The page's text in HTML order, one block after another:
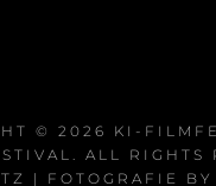
© 2026 KI-
. ALL RIGHTS
| FOTOGRAFIE BY